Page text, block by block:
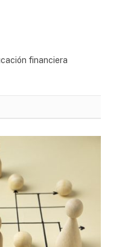
financiera